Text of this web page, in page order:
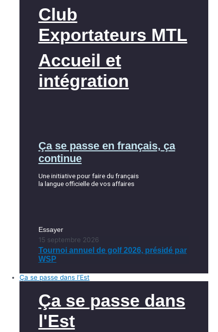
Club
Exportateurs MTL
Accueil et
intégration
Ça se passe en français, ça
continue
Une initiative pour faire du français
la langue officielle de vos affaires
Essayer
15 septembre 2026
Tournoi annuel de golf 2026, présidé par
WSP
Ça se passe dans l’Est
Ça se passe dans
l'Est